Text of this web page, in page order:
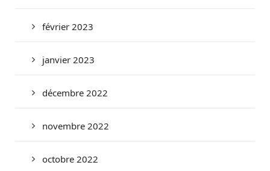
février 2023
janvier 2023
décembre 2022
novembre 2022
octobre 2022